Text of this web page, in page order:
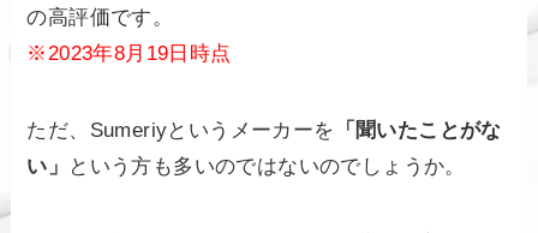
の高評価です。
※2023年8月19日時点
ただ、Sumeriyというメーカーを 「聞いたことがな
い」
という方も多いのではないのでしょうか。